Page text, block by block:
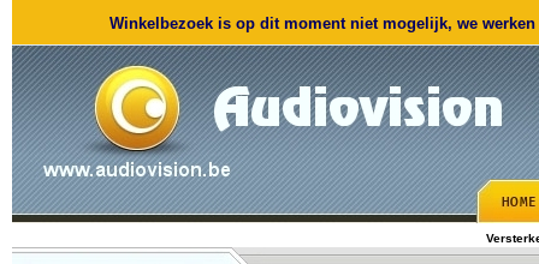
Winkelbezoek is op dit moment niet mogelijk, we